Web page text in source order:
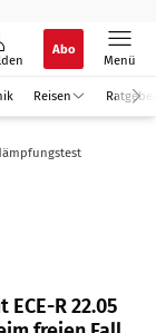
Abo
Menü
Reisen Ratgeber
R 22.05